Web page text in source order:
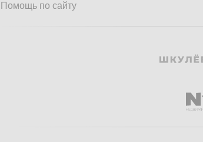
Помощь по сайту